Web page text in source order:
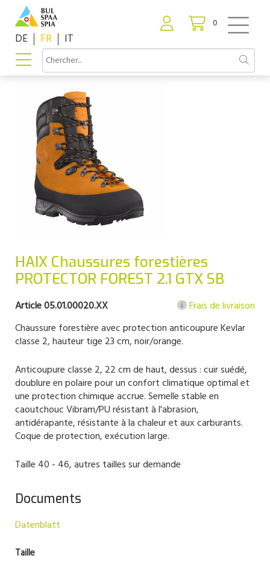
0
DE FR IT
HAIX Chaussures forestières
PROTECTOR FOREST 2.1 GTX SB
Article 05.01.00020.XX
Frais de livraison
Chaussure forestière avec protection anticoupure Kevlar
classe 2, hauteur tige 23 cm, noir/orange.
Anticoupure classe 2, 22 cm de haut, dessus : cuir suédé,
doublure en polaire pour un confort climatique optimal et
une protection chimique accrue. Semelle stable en
caoutchouc Vibram/PU résistant à l'abrasion,
antidérapante, résistante à la chaleur et aux carburants.
Coque de protection, exécution large.
Taille 40 - 46, autres tailles sur demande
Documents
Datenblatt
Taille